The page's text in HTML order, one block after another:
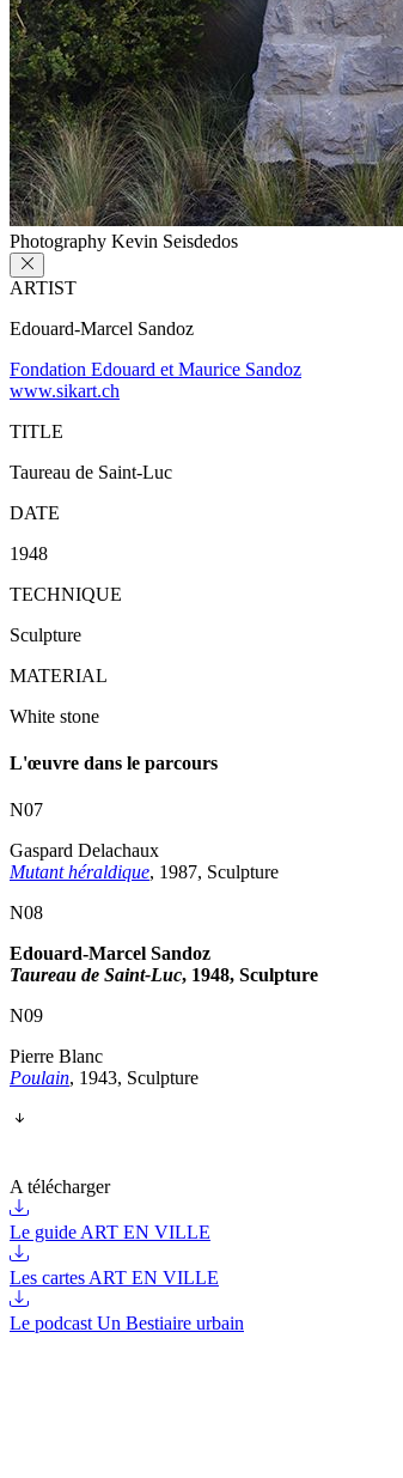
Photography Kevin Seisdedos
ARTIST
Edouard-Marcel Sandoz
Fondation Edouard et Maurice Sandoz
www.sikart.ch
TITLE
Taureau de Saint-Luc
DATE
1948
TECHNIQUE
Sculpture
MATERIAL
White stone
L'œuvre dans le parcours
N07
Gaspard Delachaux
Mutant héraldique, 1987, Sculpture
N08
Edouard-Marcel Sandoz
Taureau de Saint-Luc, 1948, Sculpture
N09
Pierre Blanc
Poulain, 1943, Sculpture
A télécharger
Le guide ART EN VILLE
Les cartes ART EN VILLE
Le podcast Un Bestiaire urbain